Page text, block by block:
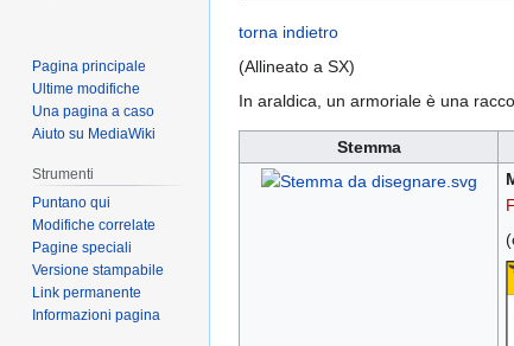
Vai
alla
Vai
alla
torna indietro
(Allineato a SX)
In araldica, un armoriale è una
Stemma
Pagina principale
Ultime modifiche
Una pagina a caso
Aiuto su MediaWiki
Strumenti
Puntano qui
Modifiche correlate
Pagine speciali
Versione stampabile
Link permanente
Informazioni pagina